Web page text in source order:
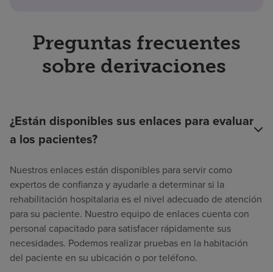
Preguntas frecuentes
sobre derivaciones
¿Están disponibles sus enlaces para evaluar
a los pacientes?
Nuestros enlaces están disponibles para servir como
expertos de confianza y ayudarle a determinar si la
rehabilitación hospitalaria es el nivel adecuado de atención
para su paciente. Nuestro equipo de enlaces cuenta con
personal capacitado para satisfacer rápidamente sus
necesidades. Podemos realizar pruebas en la habitación
del paciente en su ubicación o por teléfono.